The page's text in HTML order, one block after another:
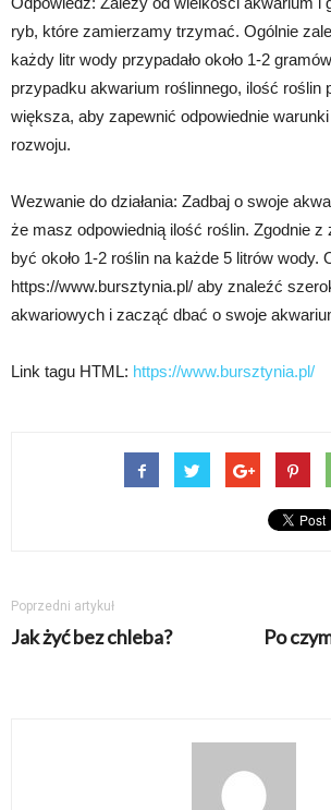
ryb, które zamierzamy trzymać. Ogólnie
każdy litr wody przypadało około 1-2
przypadku akwarium roślinnego, ilość roślin
większa, aby zapewnić odpowiednie
rozwoju.
Wezwanie do działania: Zadbaj o swoje
że masz odpowiednią ilość roślin. Zgodnie z
być około 1-2 roślin na każde 5 litrów wody.
https://www.bursztynia.pl/ aby znaleźć
akwariowych i zacząć dbać o swoje
Link tagu HTML: https://www.bursztynia.pl/
Poprzedni artykuł
Jak żyć bez chleba?
Po